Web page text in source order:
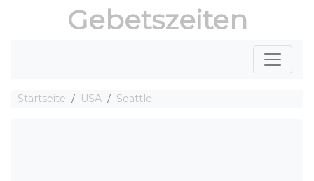
Gebetszeiten
Startseite USA Seattle